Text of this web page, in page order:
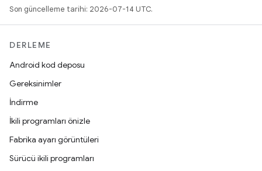
Son güncelleme tarihi: 2026-07-14 UTC.
DERLEME
Android kod deposu
Gereksinimler
İndirme
İkili programları önizle
Fabrika ayarı görüntüleri
Sürücü ikili programları